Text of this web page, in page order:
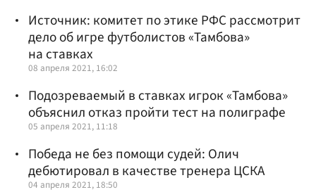
Источник: комитет по этике РФС рассмотрит
дело об игре футболистов «Тамбова»
на ставках
08 апреля 2021, 16:02
Подозреваемый в ставках игрок «Тамбова»
объяснил отказ пройти тест на полиграфе
05 апреля 2021, 11:18
Победа не без помощи судей: Олич
дебютировал в качестве тренера ЦСКА
04 апреля 2021, 18:50